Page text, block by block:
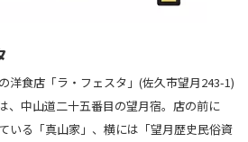
洋食店「ラ・フェスタ」(佐久市望月243-1)
、中山道二十五番目の望月宿。店の前に
いる「真山家」、横には「望月歴史民俗資